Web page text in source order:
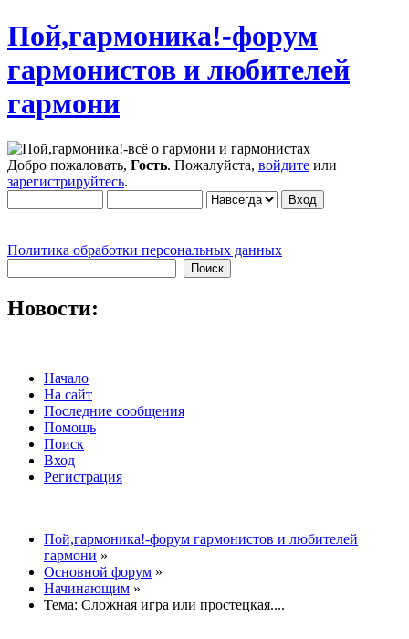
Пой,гармоника!-форум
гармонистов и любителей
гармони
Добро пожаловать, Гость. Пожалуйста, войдите или
зарегистрируйтесь.
Политика обработки персональных данных
Новости:
Начало
На сайт
Последние сообщения
Помощь
Поиск
Вход
Регистрация
Пой,гармоника!-форум гармонистов и любителей
гармони »
Основной форум »
Начинающим »
Тема: Сложная игра или простецкая....